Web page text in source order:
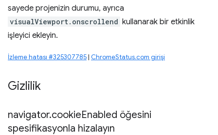
sayede projenizin durumu, ayrıca
visualViewport.onscrollend kullanarak bir etkinlik
işleyici ekleyin.
İzleme hatası #325307785| ChromeStatus.com girişi
Gizlilik
navigator.cookieEnabled öğesini
spesifikasyonla hizalayın